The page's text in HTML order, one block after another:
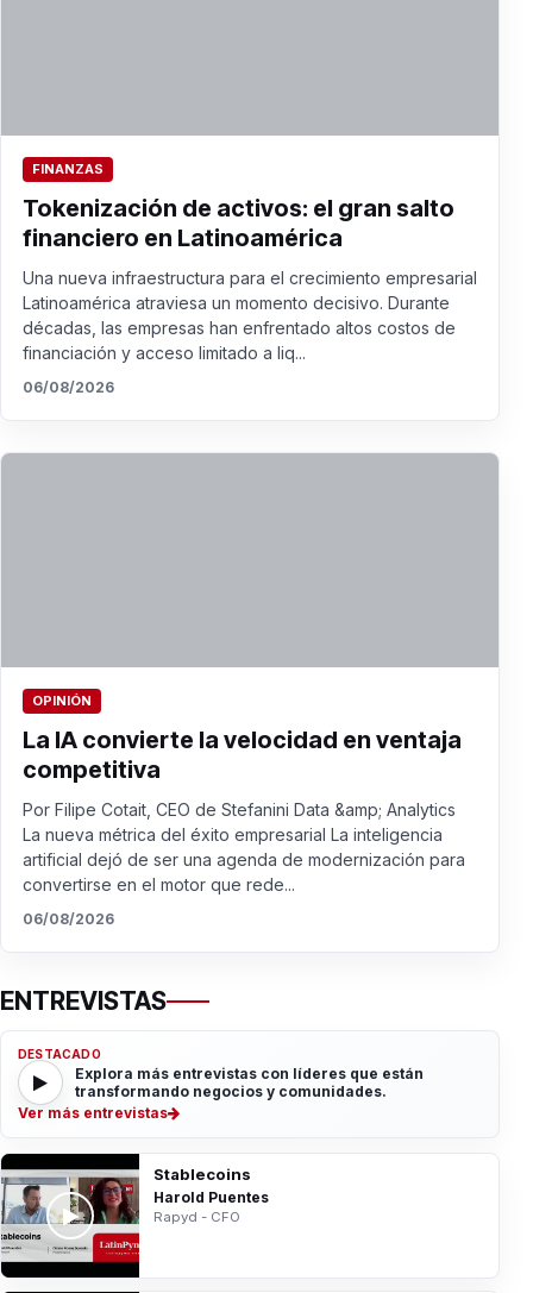
FINANZAS
Tokenización de activos: el gran salto
financiero en Latinoamérica
Una nueva infraestructura para el crecimiento empresarial
Latinoamérica atraviesa un momento decisivo. Durante
décadas, las empresas han enfrentado altos costos de
financiación y acceso limitado a liq...
06/08/2026
OPINIÓN
La IA convierte la velocidad en ventaja
competitiva
Por Filipe Cotait, CEO de Stefanini Data &amp; Analytics
La nueva métrica del éxito empresarial La inteligencia
artificial dejó de ser una agenda de modernización para
convertirse en el motor que rede...
06/08/2026
ENTREVISTAS
DESTACADO
Explora más entrevistas con líderes que están
transformando negocios y comunidades.
Ver más entrevistas
Stablecoins
Harold Puentes
Rapyd - CFO